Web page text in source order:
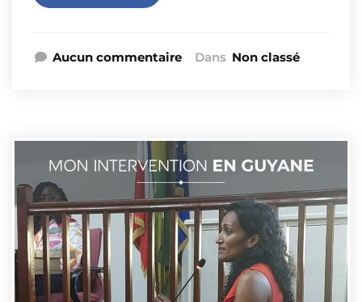
Aucun commentaire Dans Non classé